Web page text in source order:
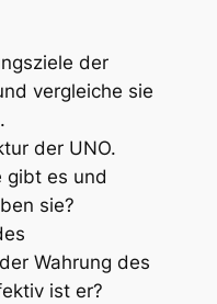
der
vergleiche sie
der UNO.
gibt es und
sie?
Wahrung des
ist er?